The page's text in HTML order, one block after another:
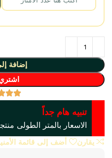
إضافة
تنبيه هام جداً
الاسعار بالمتر الطولى
يقارن أضف إلى قائمة